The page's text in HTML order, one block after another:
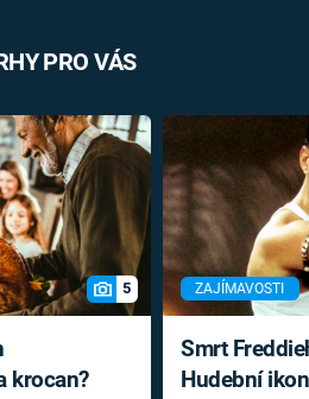
PRO VÁS
5
krocan?
ZAJÍMAVOSTI
Smrt
Hudební